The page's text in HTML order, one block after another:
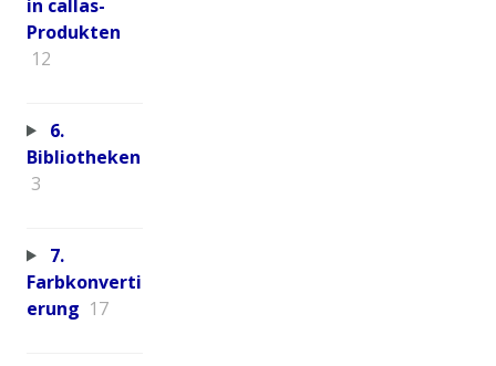
in callas-
Produkten
12
6.
Bibliotheken
3
7.
Farbkonverti
erung 17